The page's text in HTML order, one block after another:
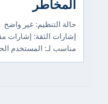
المخاطر
حالة التنظيم: غير واضح
إشارات الثقة: إشارات مقلقة
مناسب لـ: المستخدم الحذر